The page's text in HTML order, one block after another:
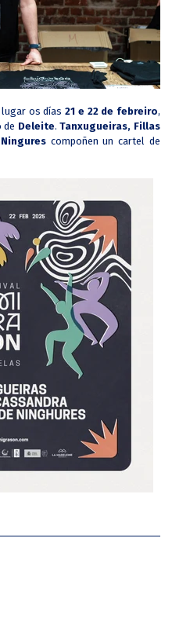
lugar os días21 e 22 de febreiro,
de Deleite.Tanxugueiras, Fillas
compoñen un cartel de